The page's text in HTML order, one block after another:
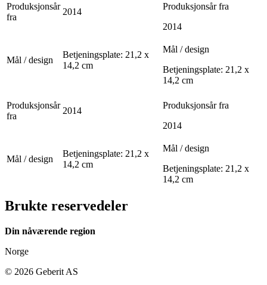
Produksjonsår
fra
2014
Produksjonsår fra
2014
Mål / design
Betjeningsplate: 21,2 x
14,2 cm
Mål / design
Betjeningsplate: 21,2 x
14,2 cm
Produksjonsår
fra
2014
Produksjonsår fra
2014
Mål / design
Betjeningsplate: 21,2 x
14,2 cm
Mål / design
Betjeningsplate: 21,2 x
14,2 cm
Brukte reservedeler
Din nåværende region
Norge
© 2026 Geberit AS